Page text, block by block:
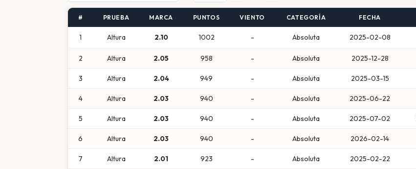
# PRUEBA MARCA PUNTOS VIENTO CATEGORÍA FECHA
1 Altura 2.10 1002 - Absoluta 2025-02-08
2 Altura 2.05 958 - Absoluta 2025-12-28
3 Altura 2.04 949 - Absoluta 2025-03-15
4 Altura 2.03 940 - Absoluta 2025-06-22
5 Altura 2.03 940 - Absoluta 2025-07-02
6 Altura 2.03 940 - Absoluta 2026-02-14
7 Altura 2.01 923 - Absoluta 2025-02-22